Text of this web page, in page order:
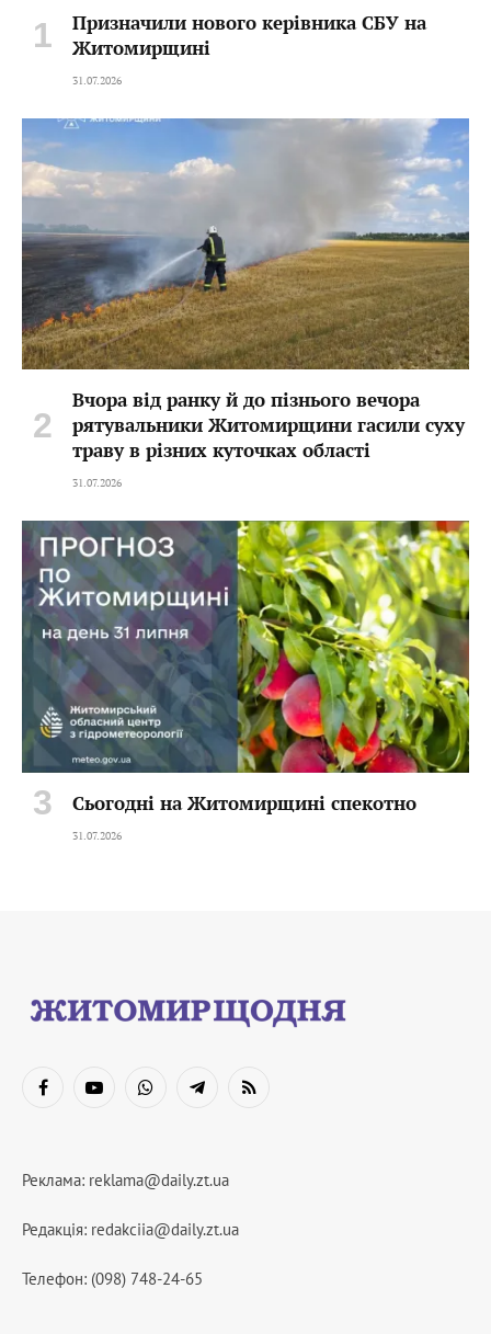
Призначили нового керівника СБУ на
Житомирщині
31.07.2026
Вчора від ранку й до пізнього вечора
рятувальники Житомирщини гасили суху
траву в різних куточках області
31.07.2026
Сьогодні на Житомирщині спекотно
31.07.2026
FacebookYouTubeWhatsAppTelegramRSS
Реклама: reklama@daily.zt.ua
Редакція: redakciia@daily.zt.ua
Телефон: (098) 748-24-65